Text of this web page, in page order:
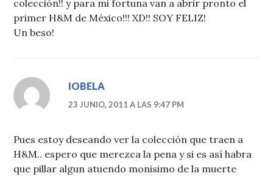
colección!! y para mi fortuna van a abrir pronto el
primer H&M de México!!! XD!! SOY FELIZ!
Un beso!
IOBELA
23 JUNIO, 2011 A LAS 9:47 PM
Pues estoy deseando ver la colección que traen a
H&M.. espero que merezca la pena y si es así habra
que pillar algun atuendo monisimo de la muerte